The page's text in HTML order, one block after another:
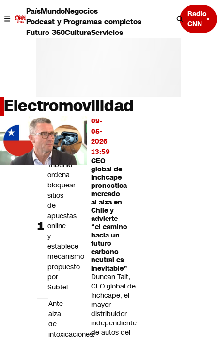
PaísMundoNegocios
Podcast y Programas completos
Futuro 360CulturaServicios
Radio
CNN
Mundo
Negocios
Deportes
Programas completos
CNN tiempo
Futuro 360
Electromovilidad
09-
05-
2026
13:59
CEO
global de
Inchcape
pronostica
mercado
al alza en
Chile y
advierte
“el camino
hacia un
futuro
carbono
neutral es
inevitable”
Duncan Tait,
CEO global de
Inchcape, el
mayor
distribuidor
independiente
de autos del
LO
MÁS
LEÍDO
Tribunal
ordena
bloquear
sitios
de
apuestas
online
y
establece
mecanismo
propuesto
por
Subtel
Ante
alza
de
intoxicaciones: